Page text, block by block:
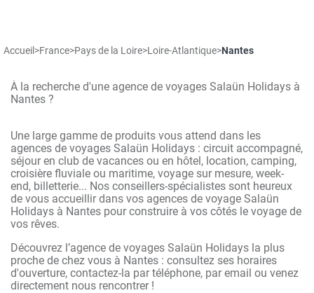
Accueil >France>Pays de la Loire>Loire-Atlantique>Nantes
À la recherche d'une agence de voyages Salaün Holidays à
Nantes ?
Une large gamme de produits vous attend dans les
agences de voyages Salaün Holidays : circuit accompagné,
séjour en club de vacances ou en hôtel, location, camping,
croisière fluviale ou maritime, voyage sur mesure, week-
end, billetterie... Nos conseillers-spécialistes sont heureux
de vous accueillir dans vos agences de voyage Salaün
Holidays à Nantes pour construire à vos côtés le voyage de
vos rêves.
Découvrez l’agence de voyages Salaün Holidays la plus
proche de chez vous à Nantes : consultez ses horaires
d'ouverture, contactez-la par téléphone, par email ou venez
directement nous rencontrer !